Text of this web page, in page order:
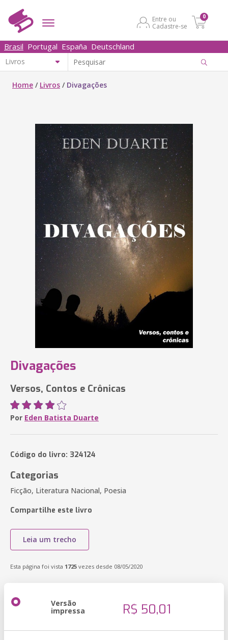
Entre ou
Cadastre-se
0
Brasil Portugal España Deutschland
Home / Livros / Divagações
Divagações
Versos, Contos e Crônicas
Por Eden Batista Duarte
Código do livro: 324124
Categorias
Ficção, Literatura Nacional, Poesia
Compartilhe este livro
Leia um trecho
Esta página foi vista 1725 vezes desde 08/05/2020
Versão
impressa R$ 50,01